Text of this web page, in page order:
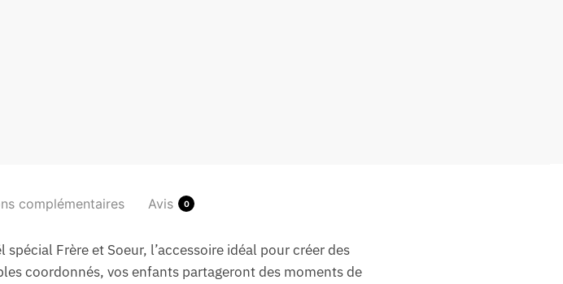
complémentaires Avis 0
Frère et Soeur, l’accessoire idéal pour créer des
coordonnés, vos enfants partageront des moments de